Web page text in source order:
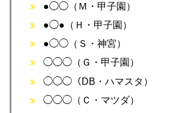
●◯◯（Ｍ・甲子園）
●◯●（Ｈ・甲子園）
●◯◯（Ｓ・神宮）
◯◯◯（Ｇ・甲子園）
◯◯◯（DB・ハマスタ）
◯◯◯（Ｃ・マツダ）